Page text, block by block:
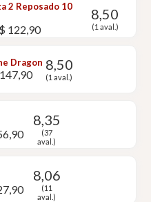
2 Reposado 10
122,90
8,50
(1 aval.)
Dragon 8,50
(1 aval.)
8,35
(37
aval.)
8,06
(11
aval.)